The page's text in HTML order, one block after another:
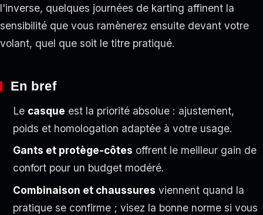
l'inverse, quelques journées de karting affinent la
sensibilité que vous ramènerez ensuite devant votre
volant, quel que soit le titre pratiqué.
En bref
Le casque est la priorité absolue : ajustement,
poids et homologation adaptée à votre usage.
Gants et protège-côtes offrent le meilleur gain de
confort pour un budget modéré.
Combinaison et chaussures viennent quand la
pratique se confirme ; visez la bonne norme si vous